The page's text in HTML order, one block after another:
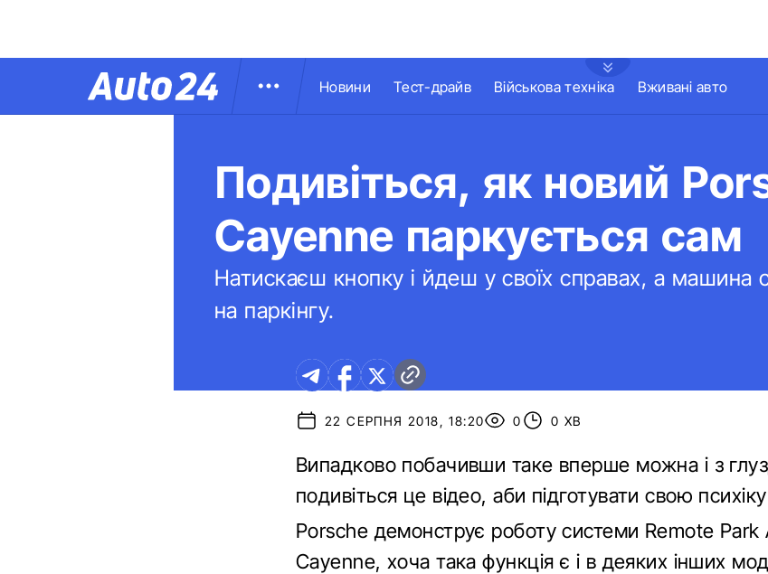
Новини Тест-драйв Військова техніка Вживані авто
Подивіться, як новий
Cayenne паркується сам
Натискаєш кнопку і йдеш у своїх справах, а машина
на паркінгу.
22 СЕРПНЯ 2018, 18:20 0 0 ХВ
Випадково побачивши таке вперше можна і з
подивіться це відео, аби підготувати свою
Porsche демонструє роботу системи Remote
Cayenne, хоча така функція є і в деяких інших